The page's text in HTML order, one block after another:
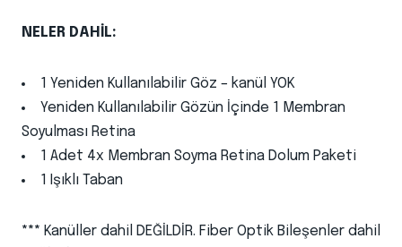
NELER DAHİL:
1 Yeniden Kullanılabilir Göz – kanül YOK
Yeniden Kullanılabilir Gözün İçinde 1 Membran
Soyulması Retina
1 Adet 4x Membran Soyma Retina Dolum Paketi
1 Işıklı Taban
*** Kanüller dahil DEĞİLDİR. Fiber Optik Bileşenler dahil